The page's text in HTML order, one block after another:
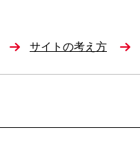
サイトの考え方